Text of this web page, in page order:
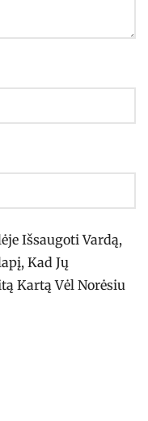
Išsaugoti Vardą,
Kad Jų
Kartą Vėl Norėsiu